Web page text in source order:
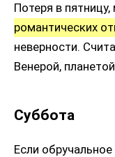
Потеря в
романтических
неверности.
Венерой,
Суббота
Если